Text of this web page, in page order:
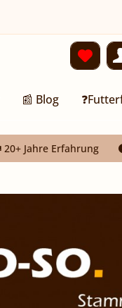
📰 Blog
20+ Jahre Erfahrung